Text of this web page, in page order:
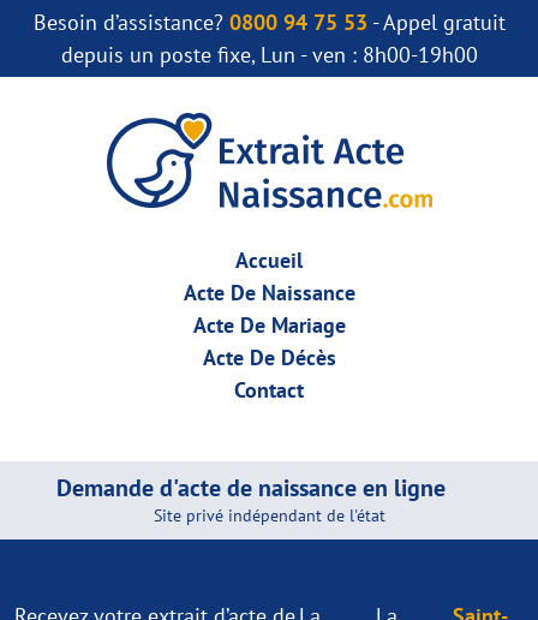
Besoin d’assistance? 0800 94 75 53 - Appel gratuit
depuis un poste fixe, Lun - ven : 8h00-19h00
Accueil
Acte De Naissance
Acte De Mariage
Acte De Décès
Contact
Demande d'acte de naissance en ligne
Site privé indépendant de l'état